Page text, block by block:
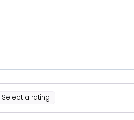
Select a rating